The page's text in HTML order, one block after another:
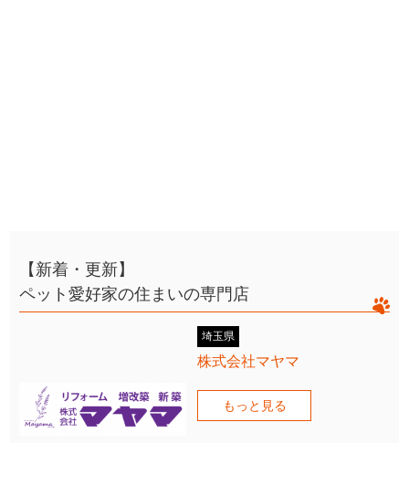
【新着・更新】
ペット愛好家の住まいの専門店
埼玉県
株式会社マヤマ
もっと見る